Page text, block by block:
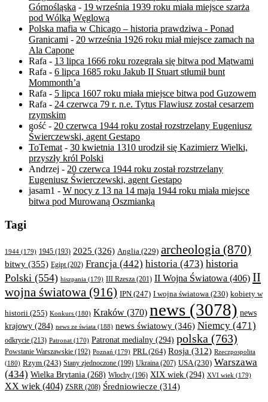
Górnośląska - 19 września 1939 roku miała miejsce szarża
pod Wólką Węglową
Polska mafia w Chicago – historia prawdziwa - Ponad
Granicami - 20 września 1926 roku miał miejsce zamach na
Ala Capone
Rafa - 13 lipca 1666 roku rozegrała się bitwa pod Mątwami
Rafa - 6 lipca 1685 roku Jakub II Stuart stłumił bunt
Mommonth’a
Rafa - 5 lipca 1607 roku miała miejsce bitwa pod Guzowem
Rafa - 24 czerwca 79 r. n.e. Tytus Flawiusz został cesarzem
rzymskim
gość - 20 czerwca 1944 roku został rozstrzelany Eugeniusz
Świerczewski, agent Gestapo
ToTemat - 30 kwietnia 1310 urodził się Kazimierz Wielki,
przyszły król Polski
Andrzej - 20 czerwca 1944 roku został rozstrzelany
Eugeniusz Świerczewski, agent Gestapo
jasam1 - W nocy z 13 na 14 maja 1944 roku miała miejsce
bitwa pod Murowaną Oszmianką
Tagi
1944 (179) 1945 (193) 2025 (326) Anglia (229) archeologia (870)
bitwy (355) Egipt(202) Francja (442) historia (473) historia
Polski (554) hiszpania (179) III Rzesza (201) II Wojna Światowa (406) II
wojna światowa (916) IPN (247) I wojna światowa (230) kobiety w
historii (255) Konkurs (180) Kraków (370) news (3078) news
krajowy (284) news ze świata (188) news światowy (346) Niemcy (471)
odkrycie (213) Patronat (170) Patronat medialny (294) polska (763)
Powstanie Warszawskie (192) Poznań (179) PRL(264) Rosja (312) Rzeczpospolita
(180) Rzym (243) Stany zjednoczone (199) Ukraina (207) USA(230) Warszawa
(434) Wielka Brytania (268) Włochy (196) XIX wiek (294) XVI wiek (179)
XX wiek (404) ZSRR (208) Średniowiecze (314)